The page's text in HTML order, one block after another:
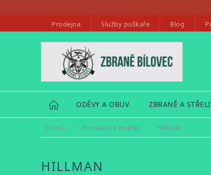
Prodejna Služby puškaře Blog
HOME ODĚVY A OBUV ZBRANĚ A
Domů / Prodávané značky / Hillman
HILLMAN